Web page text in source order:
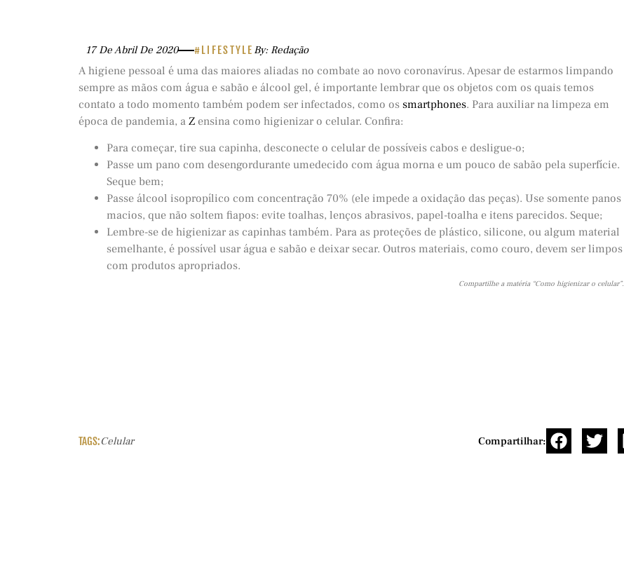
17 De Abril De 2020 #LIFESTYLE By: Redação
A higiene pessoal é uma das maiores aliadas no combate ao novo coronavírus. Apesar de estarmos limpando
sempre as mãos com água e sabão e álcool gel, é importante lembrar que os objetos com os quais temos
contato a todo momento também podem ser infectados, como os smartphones. Para auxiliar na limpeza em
época de pandemia, a Z ensina como higienizar o celular. Confira:
Para começar, tire sua capinha, desconecte o celular de possíveis cabos e desligue-o;
Passe um pano com desengordurante umedecido com água morna e um pouco de sabão pela superfície.
Seque bem;
Passe álcool isopropílico com concentração 70% (ele impede a oxidação das peças). Use somente panos
macios, que não soltem fiapos: evite toalhas, lenços abrasivos, papel-toalha e itens parecidos. Seque;
Lembre-se de higienizar as capinhas também. Para as proteções de plástico, silicone, ou algum material
semelhante, é possível usar água e sabão e deixar secar. Outros materiais, como couro, devem ser limpos
com produtos apropriados.
Compartilhe a matéria “Como higienizar o celular”.
TAGS:Celular Compartilhar: